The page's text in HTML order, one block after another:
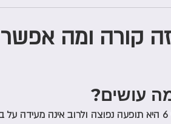
קורה ומה אפשר
עושים?
בריחת שתן בלילה (הרטבת לילה / אנורזיס לילי) אצל ילדים בני 6 היא תופעה נפוצה ולרוב אינה